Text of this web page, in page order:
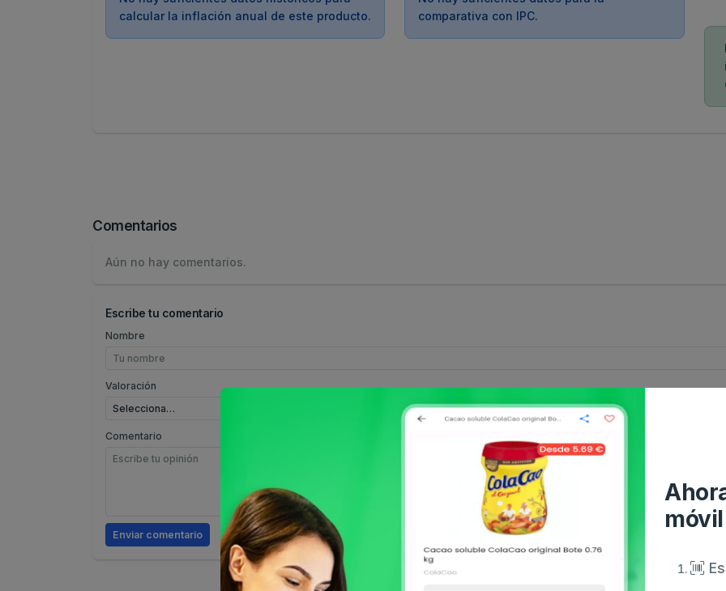
calcular la inflación anual de este producto.
comparativa con IPC.
Comentarios
Aún no hay comentarios.
Escribe tu comentario
Nombre
Valoración
Comentario
Enviar comentario
móvil